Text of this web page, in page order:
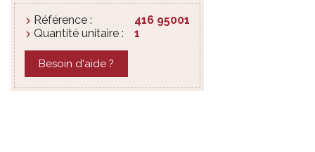
Référence :
416 95001
Quantité unitaire :
1
Besoin d'aide ?